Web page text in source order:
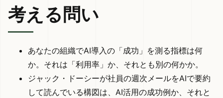
考える問い
あなたの組織でAI導入の「成功」を測る指標は何
か。それは「利用率」か、それとも別の何かか。
ジャック・ドーシーが社員の週次メールをAIで要約
して読んでいる構図は、AI活用の成功例か、それと